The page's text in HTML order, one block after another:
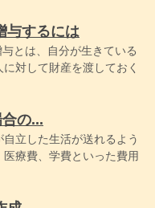
与するには
とは、自分が生きている
対して財産を渡しておく
の...
立した生活が送れるよう
療費、学費といった費用